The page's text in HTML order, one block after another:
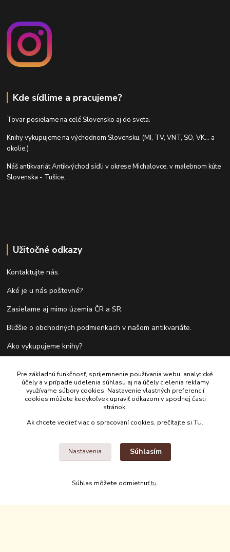
Kde sídlime a pracujeme?
Tovar posielame na celé Slovensko aj do sveta.
Knihy vykupujeme na východnom Slovensku. (MI, TV, VNT, SO, VK... a
okolie.)
Náš antikvariát Antikvýchod sídli v okrese Michalovce, v malebnom kúte
Slovenska - Tušice.
Užitočné odkazy
Kontaktujte nás.
Aké je u nás poštovné?
Zasielame aj mimo územia ČR a SR.
Bližšie o obchodných podmienkach v našom antikvariáte.
Ako vykupujeme knihy?
Kontakty
Antikvariát Antikvýchod
+421 911 881 967
Pre základnú funkčnosť, spríjemnenie používania webu, analytické
účely a v prípade udelenia súhlasu aj na účely cielenia reklamy
využívame súbory cookies. Nastavenie vlastných preferencií
cookies môžete kedykoľvek upraviť odkazom v spodnej časti
stránok.
Ak chcete vedieť viac o spracovaní cookies, prečítajte siTU.
Nastavenia Súhlasím
Súhlas môžete odmietnuťtu.